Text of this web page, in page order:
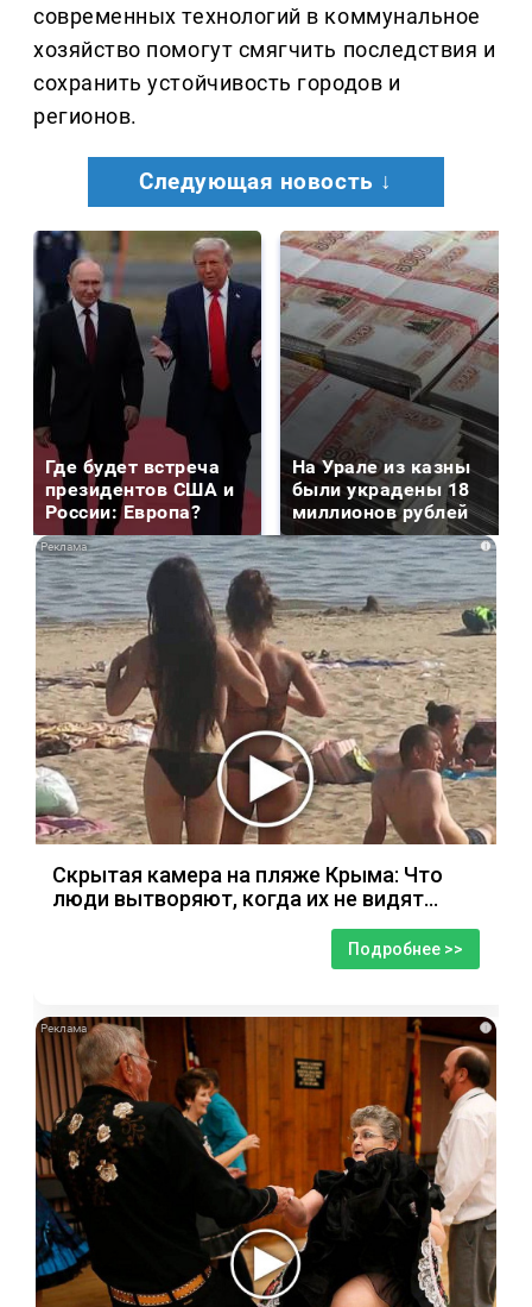
современных технологий в коммунальное
хозяйство помогут смягчить последствия и
сохранить устойчивость городов и
регионов.
Следующая новость ↓
Где будет встреча
президентов США и
России: Европа?
На Урале из казны
были украдены 18
миллионов рублей
i
Скрытая камера на пляже Крыма: Что
люди вытворяют, когда их не видят...
Подробнее >>
i